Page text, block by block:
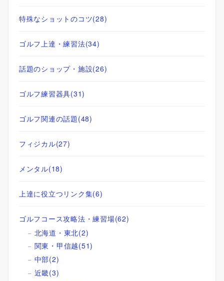
特殊なショットのコツ(28)
ゴルフ上達・練習法(34)
話題のショップ・施設(26)
ゴルフ練習器具(31)
ゴルフ関連の話題(48)
フィジカル(27)
メンタル(18)
上達に役立つリンク集(6)
ゴルフコース攻略法・練習場(62)
北海道・東北(2)
関東・甲信越(51)
中部(2)
近畿(3)